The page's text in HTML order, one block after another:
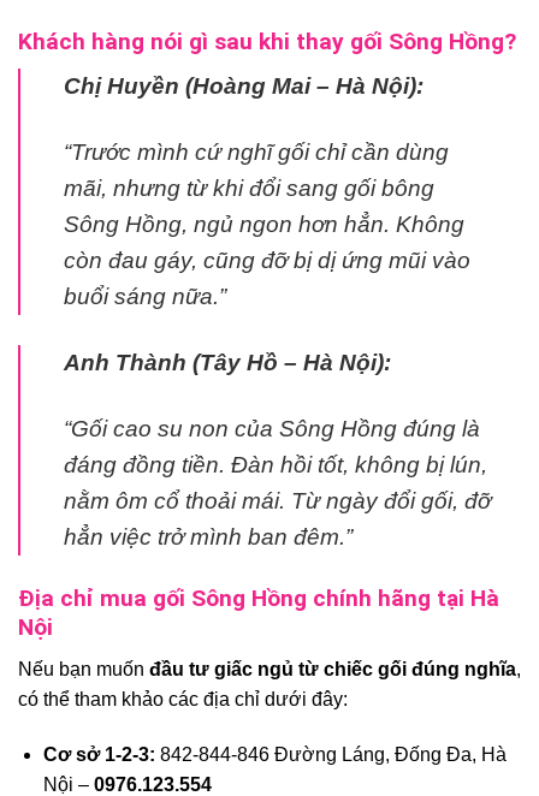
Khách hàng nói gì sau khi thay gối Sông Hồng?
Chị Huyền (Hoàng Mai – Hà Nội):
“Trước mình cứ nghĩ gối chỉ cần dùng
mãi, nhưng từ khi đổi sang gối bông
Sông Hồng, ngủ ngon hơn hẳn. Không
còn đau gáy, cũng đỡ bị dị ứng mũi vào
buổi sáng nữa.”
Anh Thành (Tây Hồ – Hà Nội):
“Gối cao su non của Sông Hồng đúng là
đáng đồng tiền. Đàn hồi tốt, không bị lún,
nằm ôm cổ thoải mái. Từ ngày đổi gối, đỡ
hẳn việc trở mình ban đêm.”
Địa chỉ mua gối Sông Hồng chính hãng tại Hà
Nội
Nếu bạn muốn đầu tư giấc ngủ từ chiếc gối đúng nghĩa,
có thể tham khảo các địa chỉ dưới đây:
Cơ sở 1-2-3: 842-844-846 Đường Láng, Đống Đa, Hà
Nội – 0976.123.554